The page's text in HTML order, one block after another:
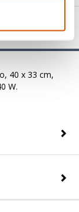
40 x 33 cm,
W.